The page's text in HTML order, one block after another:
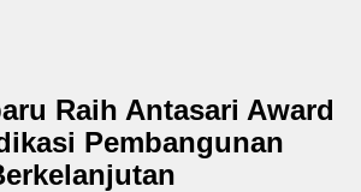
Raih Antasari Award
Pembangunan